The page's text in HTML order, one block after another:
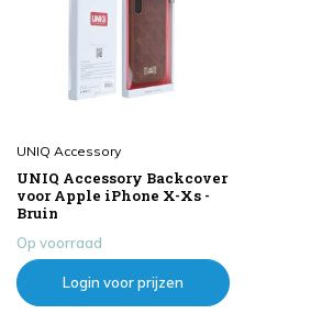
UNIQ Accessory
UNIQ Accessory Backcover
voor Apple iPhone X-Xs -
Bruin
Op voorraad
Login voor prijzen